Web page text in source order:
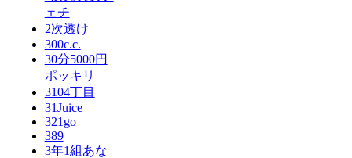
ェチ
2次透け
300c.c.
30分5000円
ポッキリ
3104丁目
31Juice
321go
389
3年1組あな